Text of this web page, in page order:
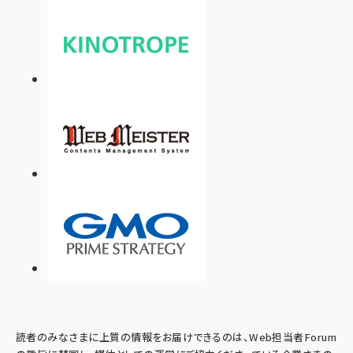
読者のみなさまに上質の情報をお届けできるのは、Web担当者Forum